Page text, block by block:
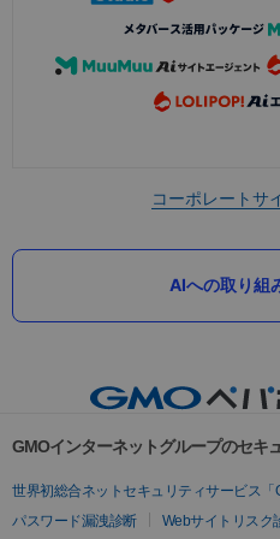
コーポレートサ
AIへの取り組
GMOインターネットグループのセキ
世界初総合ネットセキュリティサービス「
パスワード漏洩診断
Webサイトリスク